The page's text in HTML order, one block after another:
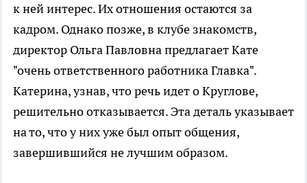
к ней интерес. Их отношения остаются за
кадром. Однако позже, в клубе знакомств,
директор Ольга Павловна предлагает Кате
"очень ответственного работника Главка".
Катерина, узнав, что речь идет о Круглове,
решительно отказывается. Эта деталь указывает
на то, что у них уже был опыт общения,
завершившийся не лучшим образом.